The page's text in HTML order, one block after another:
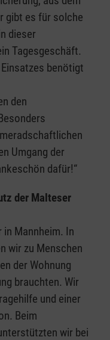
gibt es für solche
dieser
Tagesgeschäft.
benötigt
den
Umgang der
dafür!“
der Malteser
in Mannheim. In
wir zu Menschen
der Wohnung
brauchten. Wir
und einer
Beim
wir bei